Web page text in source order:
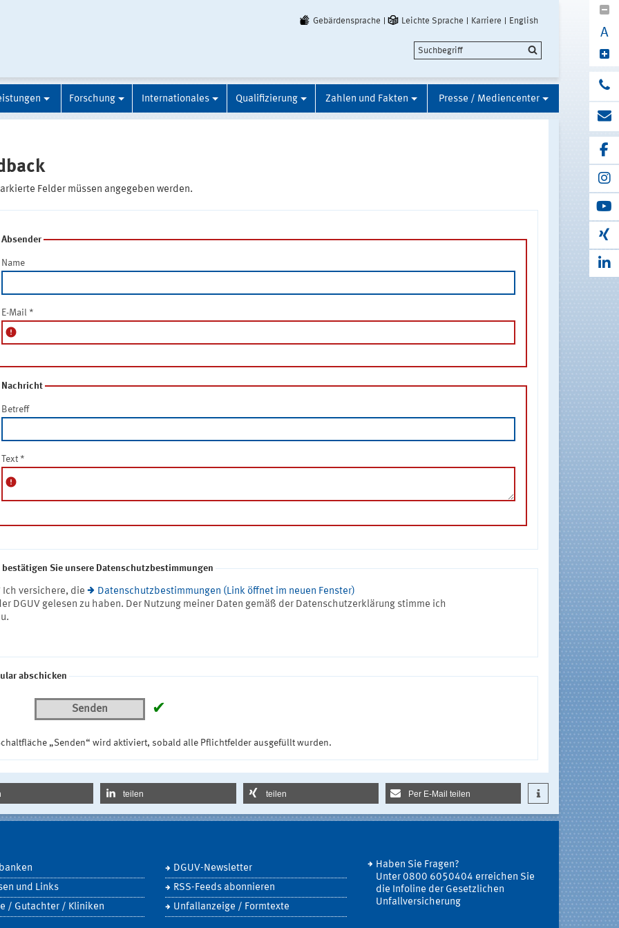
Gebärdensprache Leichte Sprache Karriere English
A
Forschung Internationales Qualifizierung Zahlen und Fakten Presse / Mediencenter
Felder müssen angegeben werden.
Absender
Name
E-Mail *
error
Nachricht
Betreff
Text *
error
Sie unsere Datenschutzbestimmungen
Ich versichere, die
Datenschutzbestimmungen (Link öffnet im neuen Fenster)
DGUV gelesen zu haben. Der Nutzung meiner Daten gemäß der Datenschutzerklärung stimme ich
abschicken
Senden ✔
„Senden“ wird aktiviert, sobald alle Pflichtfelder ausgefüllt wurden.
teilen teilen Per E-Mail teilen
und Links
/ Gutachter / Kliniken
DGUV-Newsletter
RSS-Feeds abonnieren
Unfallanzeige / Formtexte
Haben Sie Fragen?
Unter 0800 6050404 erreichen Sie
die Infoline der Gesetzlichen
Unfallversicherung